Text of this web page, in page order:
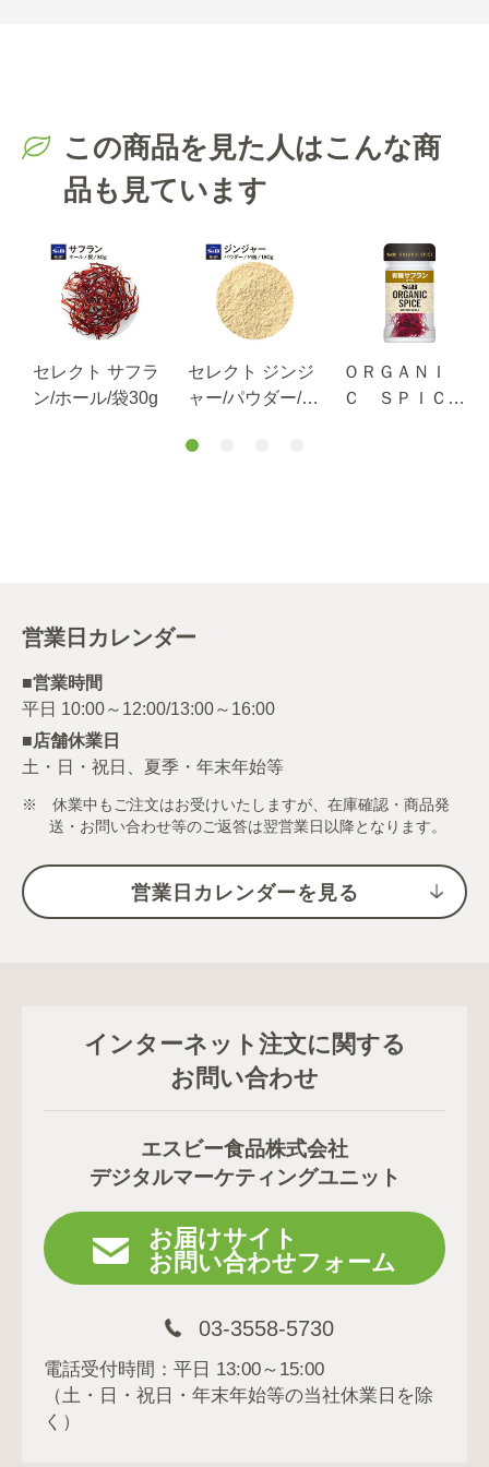
この商品を見た人はこんな商
品も見ています
セレクト サフラ
ン/ホール/袋30g
セレクト ジンジ
ャー/パウダー/M
ＯＲＧＡＮＩ
Ｃ ＳＰＩＣ
営業日カレンダー
■営業時間
■店舗休業日
土・日・祝日、夏季・年末年始等
※ 休業中もご注文はお受けいたしますが、在庫確認・商品発
送・お問い合わせ等のご返答は翌営業日以降となります。
営業日カレンダーを見る
インターネット注文に関する
お問い合わせ
エスビー食品株式会社
デジタルマーケティングユニット
お届けサイト
お問い合わせフォーム
03-3558-5730
電話受付時間：平日 13:00～15:00
（土・日・祝日・年末年始等の当社休業日を除
く）